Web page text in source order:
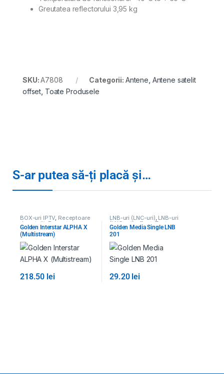
Greutatea reflectorului 3,95 kg
SKU:A7808 Categorii: Antene, Antene satelit
offset, Toate Produsele
S-ar putea să-ți placă și…
BOX-uri IPTV, Receptoare
de satelit Receptoare,
IP/OTT Boxuri, CAM,Toate
Produsele
Golden Interstar ALPHA X
(Multistream)
218.50 lei
LNB-uri (LNC-uri), LNB-uri
(LNC-uri) offset, Toate
Produsele
Golden Media Single LNB
201
29.20 lei